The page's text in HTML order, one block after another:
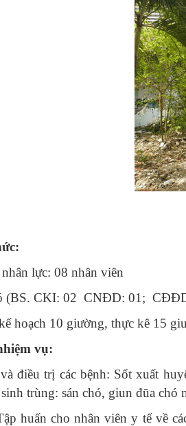
Khoa Cấp cứu
lực: 08 nhân viên
(BS. CKI: 02 CNĐD: 01;
10 giường, thực kê 15
vụ:
trị các bệnh: Sốt xuất huyết,
trùng: sán chó, giun đũa chó
huấn cho nhân viên y tế về